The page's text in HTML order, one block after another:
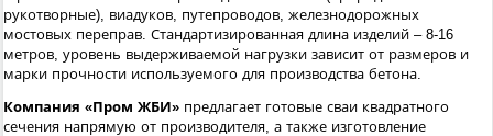
рукотворные), виадуков, путепроводов, железнодорожных
мостовых переправ. Стандартизированная длина изделий – 8-16
метров, уровень выдерживаемой нагрузки зависит от размеров и
марки прочности используемого для производства бетона.
Компания «Пром ЖБИ» предлагает готовые сваи квадратного
сечения напрямую от производителя, а также изготовление